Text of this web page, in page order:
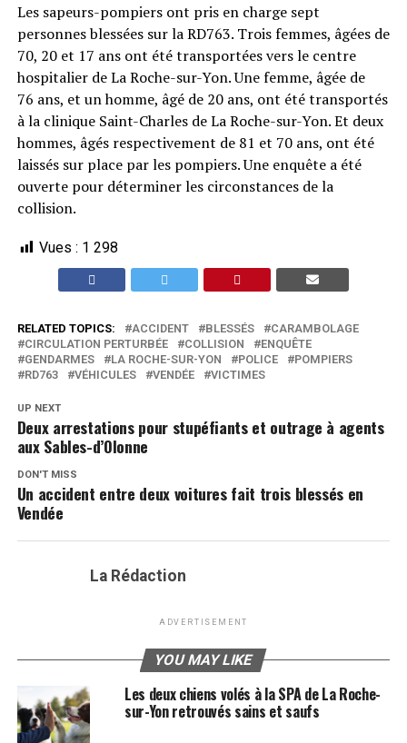
Les sapeurs-pompiers ont pris en charge sept
personnes blessées sur la RD763. Trois femmes, âgées de
70, 20 et 17 ans ont été transportées vers le centre
hospitalier de La Roche-sur-Yon. Une femme, âgée de
76 ans, et un homme, âgé de 20 ans, ont été transportés
à la clinique Saint-Charles de La Roche-sur-Yon. Et deux
hommes, âgés respectivement de 81 et 70 ans, ont été
laissés sur place par les pompiers. Une enquête a été
ouverte pour déterminer les circonstances de la
collision.
Vues : 1 298
RELATED TOPICS: ACCIDENT BLESSÉS
CARAMBOLAGE
CIRCULATION PERTURBÉE
COLLISION
ENQUÊTE
GENDARMES
LA ROCHE-SUR-YON POLICE
POMPIERS
RD763
VÉHICULES VENDÉE VICTIMES
UP NEXT
Deux arrestations pour stupéfiants et outrage à agents
aux Sables-d’Olonne
DON'T MISS
Un accident entre deux voitures fait trois blessés en
Vendée
La Rédaction
ADVERTISEMENT
YOU MAY LIKE
Les deux chiens volés à la SPA de La Roche-
sur-Yon retrouvés sains et saufs